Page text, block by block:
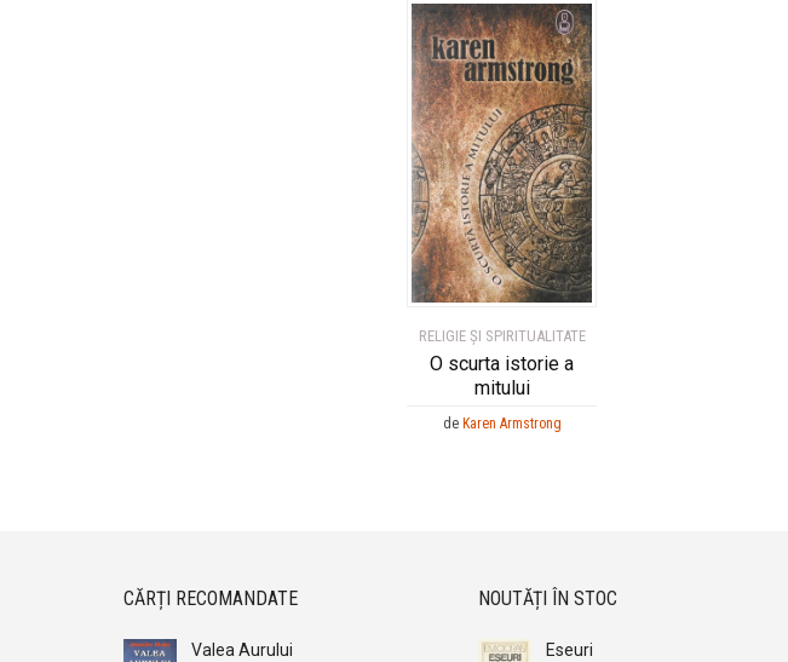
RELIGIE ȘI SPIRITUALITATE
O scurta istorie a
mitului
de Karen Armstrong
CĂRȚI RECOMANDATE
Valea Aurului
NOUTĂȚI ÎN STOC
Eseuri